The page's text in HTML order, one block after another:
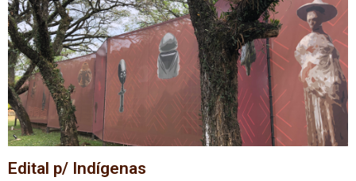
Edital p/ Indígenas